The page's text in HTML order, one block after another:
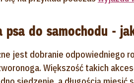
psa do samochodu -
jest dobranie odpowiedniego
Większość takich